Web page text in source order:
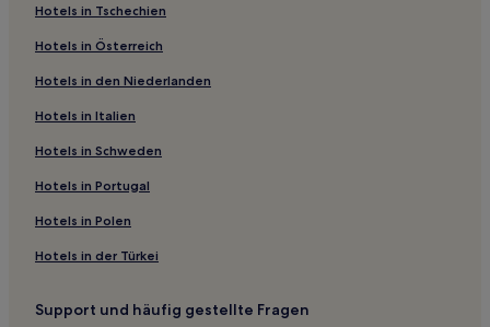
Hotels nahe Seehundstation Nationalpark-Haus
Westermarsch Zwei Hotels
Hotels nahe Strand Weiße Düne
Hotels nahe Ewiges Meer
Landkreis Aurich: Hotels
Kirchdorf Hotels
Juist Hotels
Hotels nahe Strand
Haxtum Hotels
Hotels in Tschechien
Hotels in Österreich
Hotels in den Niederlanden
Hotels in Italien
Hotels in Schweden
Hotels in Portugal
Hotels in Polen
Hotels in der Türkei
Support und häufig gestellte Fragen